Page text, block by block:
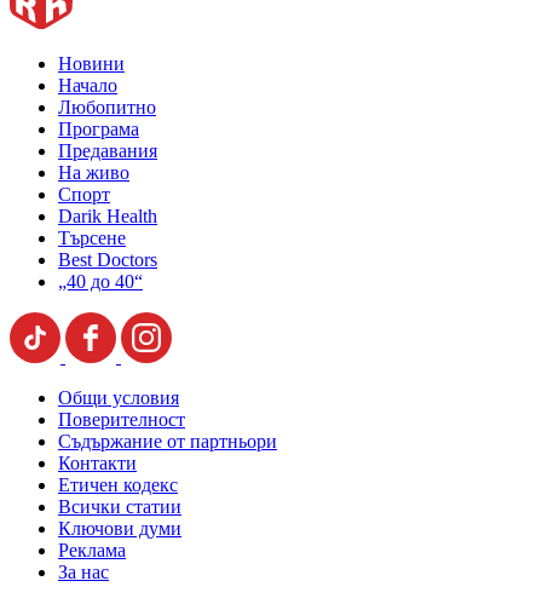
Новини
Начало
Любопитно
Програма
Предавания
На живо
Спорт
Darik Health
Търсене
Best Doctors
„40 до 40“
Общи условия
Поверителност
Съдържание от партньори
Контакти
Етичен кодекс
Всички статии
Ключови думи
Реклама
За нас